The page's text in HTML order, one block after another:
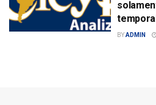
BYADMIN